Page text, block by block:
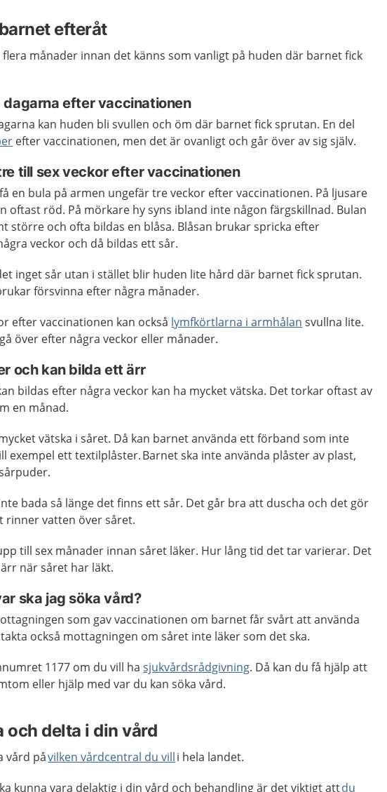
efteråt
månader innan det känns som vanligt på huden där barnet fick
dagarna efter vaccinationen
kan huden bli svullen och öm där barnet fick sprutan. En del
efter vaccinationen, men det är ovanligt och går över av sig själv.
till sex veckor efter vaccinationen
en bula på armen ungefär tre veckor efter vaccinationen. På ljusare
oftast röd. På mörkare hy syns ibland inte någon färgskillnad. Bulan
större och ofta bildas en blåsa. Blåsan brukar spricka efter
veckor och då bildas ett sår.
inget sår utan i stället blir huden lite hård där barnet fick sprutan.
försvinna efter några månader.
efter vaccinationen kan också lymfkörtlarna i armhålan svullna lite.
över efter några veckor eller månader.
och kan bilda ett ärr
bildas efter några veckor kan ha mycket vätska. Det torkar oftast av
en månad.
vätska i såret. Då kan barnet använda ett förband som inte
exempel ett textilplåster. Barnet ska inte använda plåster av plast,
bada så länge det finns ett sår. Det går bra att duscha och det gör
rinner vatten över såret.
till sex månader innan såret läker. Hur lång tid det tar varierar. Det
när såret har läkt.
ska jag söka vård?
som gav vaccinationen om barnet får svårt att använda
också mottagningen om såret inte läker som det ska.
1177 om du vill hasjukvårdsrådgivning. Då kan du få hjälp att
eller hjälp med var du kan söka vård.
och delta i din vård
vård påvilken vårdcentral du villi hela landet.
kunna vara delaktig i din vård och behandling är det viktigt attdu